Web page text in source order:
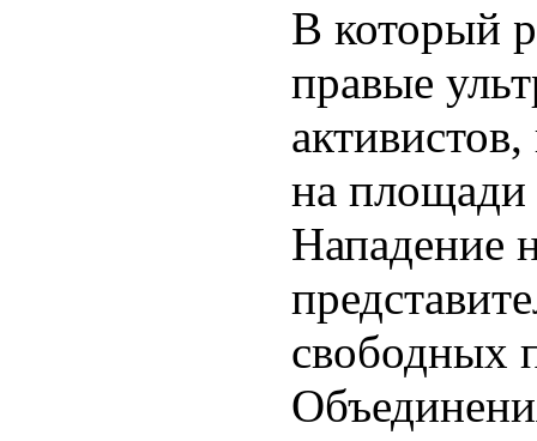
В который
правые
на площади
Нападение
свободных